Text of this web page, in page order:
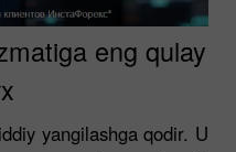
eng qulay
yangilashga qodir. U